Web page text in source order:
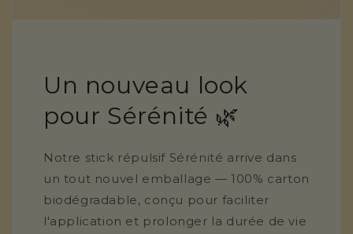
Un nouveau look
pour Sérénité 🌿
Notre stick répulsif Sérénité arrive dans
un tout nouvel emballage — 100% carton
biodégradable, conçu pour faciliter
l'application et prolonger la durée de vie